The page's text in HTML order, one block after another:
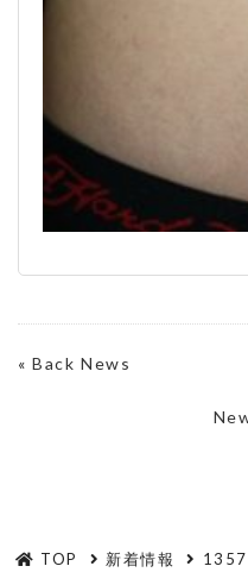
«Back News
TOP 新着情報